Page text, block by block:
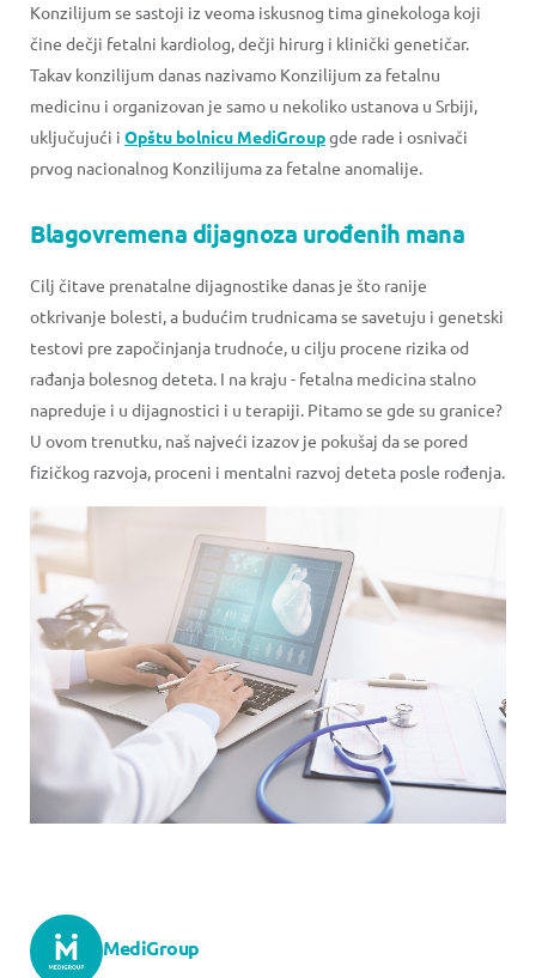
Konzilijum se sastoji iz veoma iskusnog tima ginekologa koji
čine dečji fetalni kardiolog, dečji hirurg i klinički genetičar.
Takav konzilijum danas nazivamo Konzilijum za fetalnu
medicinu i organizovan je samo u nekoliko ustanova u Srbiji,
uključujući i Opštu bolnicu MediGroupgde rade i osnivači
prvog nacionalnog Konzilijuma za fetalne anomalije.
Blagovremena dijagnoza urođenih mana
Cilj čitave prenatalne dijagnostike danas je što ranije
otkrivanje bolesti, a budućim trudnicama se savetuju i genetski
testovi pre započinjanja trudnoće, u cilju procene rizika od
rađanja bolesnog deteta. I na kraju - fetalna medicina stalno
napreduje i u dijagnostici i u terapiji. Pitamo se gde su granice?
U ovom trenutku, naš najveći izazov je pokušaj da se pored
fizičkog razvoja, proceni i mentalni razvoj deteta posle rođenja.
MediGroup